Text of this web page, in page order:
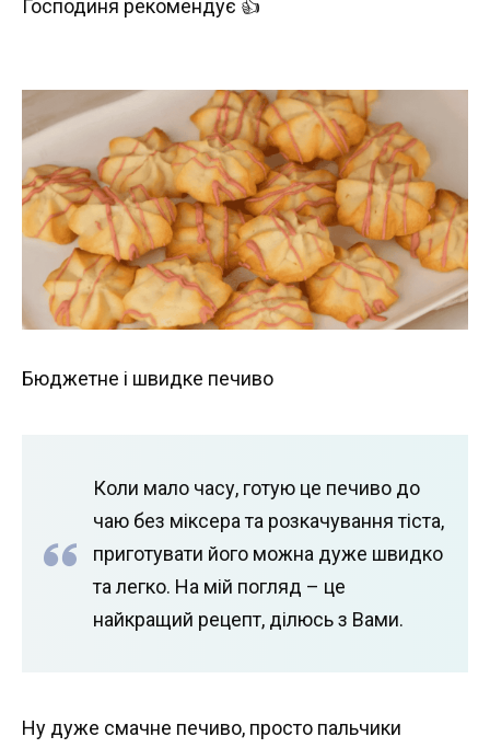
Господиня рекомендує 👍
Бюджетне і швидке печиво
Коли мало часу, готую це печиво до
чаю без міксера та розкачування тіста,
приготувати його можна дуже швидко
та легко. На мій погляд – це
найкращий рецепт, ділюсь з Вами.
Ну дуже смачне печиво, просто пальчики